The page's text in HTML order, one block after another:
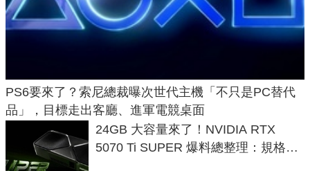
PS6要來了？索尼總裁曝次世代主機「不只是PC替代
品」，目標走出客廳、進軍電競桌面
24GB 大容量來了！NVIDIA RTX
5070 Ti SUPER 爆料總整理：規格、